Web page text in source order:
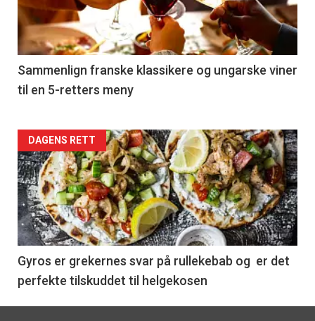
nå
-
5
Sammenlign franske klassikere og ungarske viner
til en 5-retters meny
Forsiden
akkurat
nå
-
6
DAGENS RETT
Gyros er grekernes svar på rullekebab og er det
perfekte tilskuddet til helgekosen